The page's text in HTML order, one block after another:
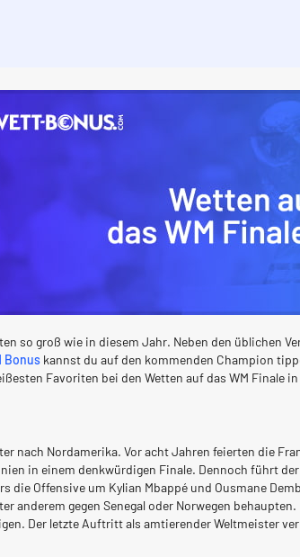
so groß wie in diesem Jahr. Neben den üblichen
Bonus kannst du auf den kommenden Champion
Favoriten bei den Wetten auf das WM Finale in
nach Nordamerika. Vor acht Jahren feierten die
in einem denkwürdigen Finale. Dennoch führt
die Offensive um Kylian Mbappé und Ousmane
anderem gegen Senegal oder Norwegen
Der letzte Auftritt als amtierender Weltmeister